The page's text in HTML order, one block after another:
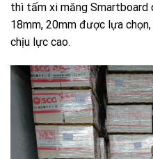
thì tấm xi măng Smartboard
18mm, 20mm được lựa
chịu lực cao.